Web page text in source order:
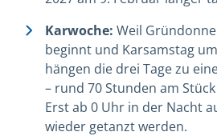
Karwoche: Weil
beginnt und Karsamstag
hängen die drei Tage zu
– rund 70 Stunden am
Erst ab 0 Uhr in der Nacht
wieder getanzt werden.